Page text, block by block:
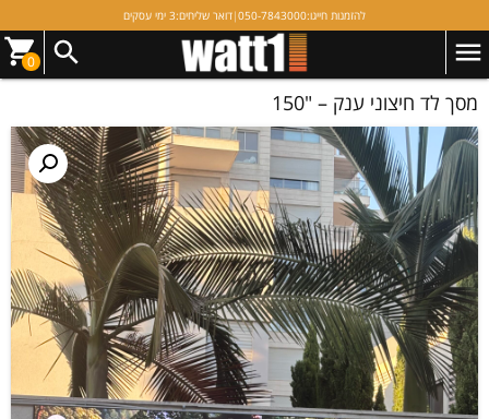
להזמנות חייגו:050-7843000
|דואר שליחים:3 ימי עסקים
0
מסך לד חיצוני ענק – "150